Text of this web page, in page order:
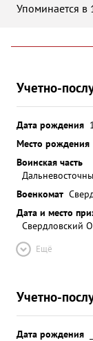
Упоминается в
Учетно-
Дата рождения
Место рождения
Воинская часть
Военкомат
Дата и место
Свердловский
Ещё
Учетно-
Дата рождения